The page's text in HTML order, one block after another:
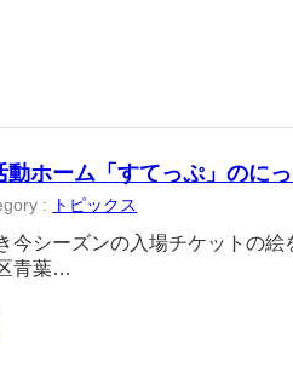
動ホーム「すてっぷ」のに
: トピックス
今シーズンの入場チケットの
青葉…